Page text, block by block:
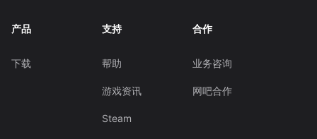
产品
下载
支持
帮助
游戏资讯
Steam
合作
业务咨询
网吧合作